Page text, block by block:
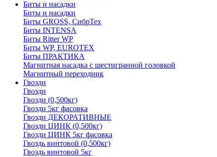
Биты и насадки
Биты и насадки
Биты GROSS, СибрТех
Биты INTENSA
Биты Ritter WP
Биты WP, EUROTEX
Биты ПРАКТИКА
Магнитная насадка с шестигранной головкой
Магнитный переходник
Гвозди
Гвозди
Гвозди (0,500кг)
Гвозди 5кг фасовка
Гвозди ДЕКОРАТИВНЫЕ
Гвозди ЦИНК (0,500кг)
Гвозди ЦИНК 5кг фасовка
Гвоздь винтовой (0,500кг)
Гвоздь винтовой 5кг